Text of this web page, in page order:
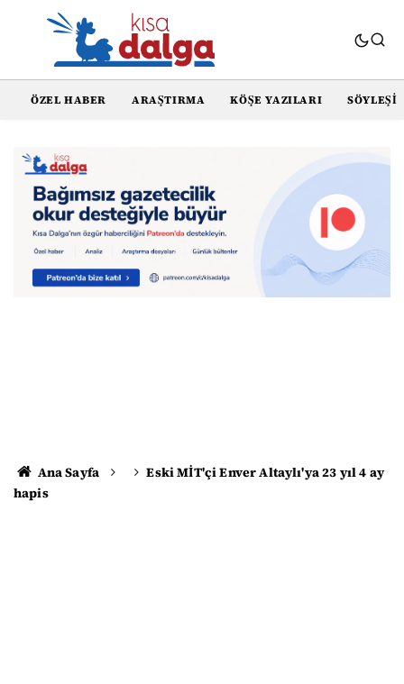
ÖZEL HABER ARAŞTIRMA KÖŞE YAZILARI SÖYLEŞI
Ana Sayfa
Eski MİT'çi Enver Altaylı'ya 23 yıl 4 ay
hapis